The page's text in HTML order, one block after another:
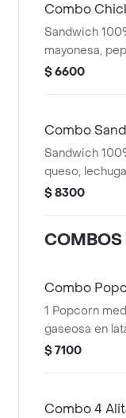
Combo
Sandwich
mayonesa,
frita mediana,
$ 6600
Combo
Sandwich
queso,
pepinillo y pan
$ 8300
COMBOS
Combo
1 Popcorn
gaseosa en
$ 7100
Combo 4